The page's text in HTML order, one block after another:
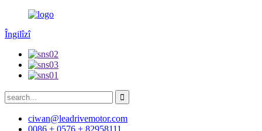
Îngilîzî
ciwan@leadrivemotor.com
0086 + 0576 + 82958111